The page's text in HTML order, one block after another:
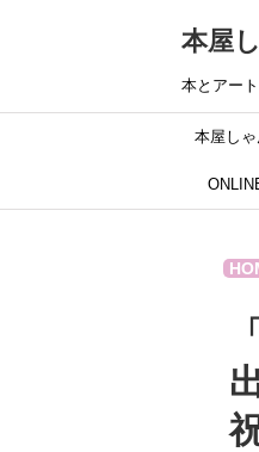
本屋
本とアート
本屋し